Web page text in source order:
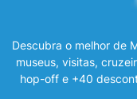
Descubra o melhor de
museus, visitas,
hop-off e +40